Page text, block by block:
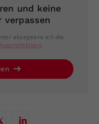
und keine
verpassen
akzeptiere ich die
.